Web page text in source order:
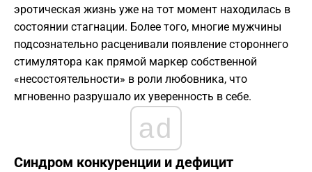
эротическая жизнь уже на тот момент находилась в
состоянии стагнации. Более того, многие мужчины
подсознательно расценивали появление стороннего
стимулятора как прямой маркер собственной
«несостоятельности» в роли любовника, что
мгновенно разрушало их уверенность в себе.
ad
Синдром конкуренции и дефицит